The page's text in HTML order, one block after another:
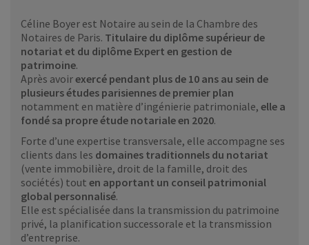
Céline Boyer est Notaire au sein de la Chambre des
Notaires de Paris. Titulaire du diplôme supérieur de
notariat et du diplôme Expert en gestion de
patrimoine.
Après avoirexercé pendant plus de 10 ans au sein de
plusieurs études parisiennes de premier plan
notamment en matière d’ingénierie patrimoniale, elle a
fondé sa propre étude notariale en 2020.
Forte d’une expertise transversale, elle accompagne ses
clients dans les domaines traditionnels du notariat
(vente immobilière, droit de la famille, droit des
sociétés) tout en apportant un conseil patrimonial
global personnalisé.
Elle est spécialisée dans la transmission du patrimoine
privé, la planification successorale et la transmission
d’entreprise.